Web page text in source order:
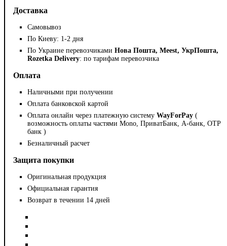
Доставка
Самовывоз
По Киеву: 1-2 дня
По Украине перевозчиками Нова Пошта, Meest, УкрПошта,
Rozetka Delivery: по тарифам перевозчика
Оплата
Наличными при получении
Оплата банковской картой
Оплата онлайн через платежную систему WayForPay (
возможность оплаты частями Mono, ПриватБанк, А-банк, OTP
банк )
Безналичный расчет
Защита покупки
Оригинальная продукция
Официальная гарантия
Возврат в течении 14 дней